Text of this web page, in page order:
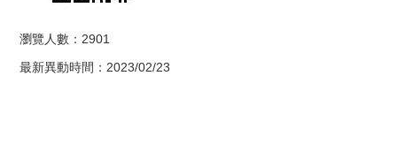
瀏覽人數：2901
最新異動時間：2023/02/23